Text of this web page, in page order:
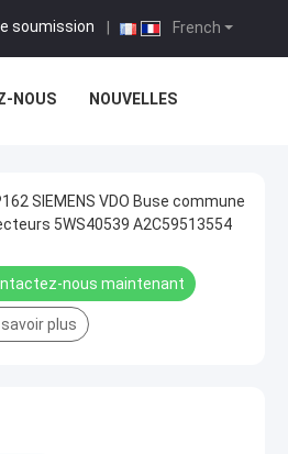
French
soumission
NOUS NOUVELLES
SIEMENS VDO Buse commune
5WS40539 A2C59513554
nous maintenant
savoir plus